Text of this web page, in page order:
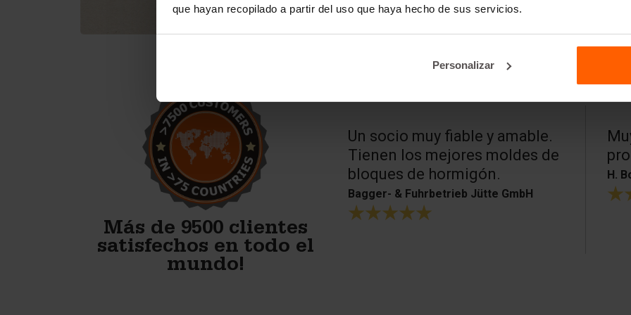
que hayan recopilado a partir del uso que haya hecho de sus servicios.
Personalizar
Más de 9500 clientes
satisfechos en todo el
mundo!
Éstas son moldes de
concreto geniales. Estoy muy
contento con el resultado del
Bob Hagerman - Hagerman Pre Cast
LLC
Un socio muy fiable y amable.
Tienen los mejores moldes de
bloques de hormigón.
Bagger- & Fuhrbetrieb Jütte GmbH
H.